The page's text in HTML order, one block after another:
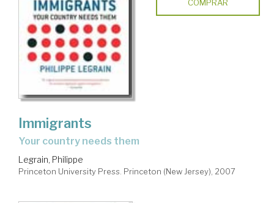
COMPRAR
Immigrants
your country needs them
Legrain, Philippe
Princeton University Press. Princeton (New Jersey), 2007